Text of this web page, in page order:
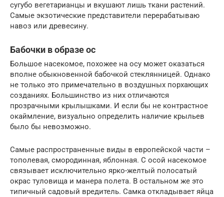
сугубо вегетарианцы и вкушают лишь ткани растений.
Самые экзотические представители перерабатываю
навоз или древесину.
Бабочки в образе ос
Большое насекомое, похожее на осу может оказаться
вполне обыкновенной бабочкой стеклянницей. Однако
не только это примечательно в воздушных порхающих
созданиях. Большинство из них отличаются
прозрачными крылышками. И если бы не контрастное
окаймление, визуально определить наличие крыльев
было бы невозможно.
Самые распространенные виды в европейской части –
тополевая, смородинная, яблонная. С осой насекомое
связывает исключительно ярко-желтый полосатый
окрас туловища и манера полета. В остальном же это
типичный садовый вредитель. Самка откладывает яйца